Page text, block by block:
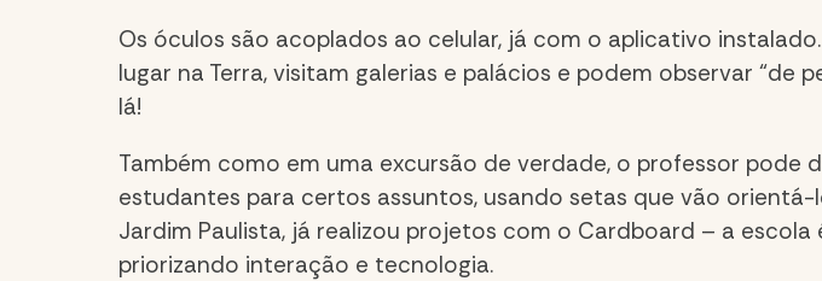
Os óculos são acoplados ao celular, já com o aplicativo instalado
lugar na Terra, visitam galerias e palácios e podem observar “de
lá!
Também como em uma excursão de verdade, o professor pode
estudantes para certos assuntos, usando setas que vão
Jardim Paulista, já realizou projetos com o Cardboard – a
priorizando interação e tecnologia.